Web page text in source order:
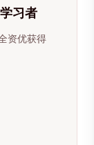
习者
资优获得